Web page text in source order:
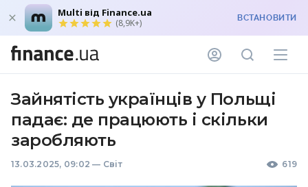
Multi від Finance.ua
(8,9K+) ВСТАНОВИТИ
Зайнятість українців у Польщі
падає: де працюють і скільки
заробляють
13.03.2025, 09:02 — Світ 619